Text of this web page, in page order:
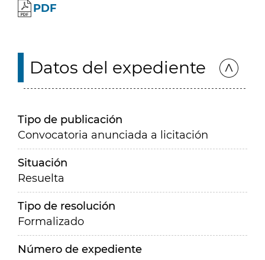
PDF
Datos del expediente
Tipo de publicación
Convocatoria anunciada a licitación
Situación
Resuelta
Tipo de resolución
Formalizado
Número de expediente